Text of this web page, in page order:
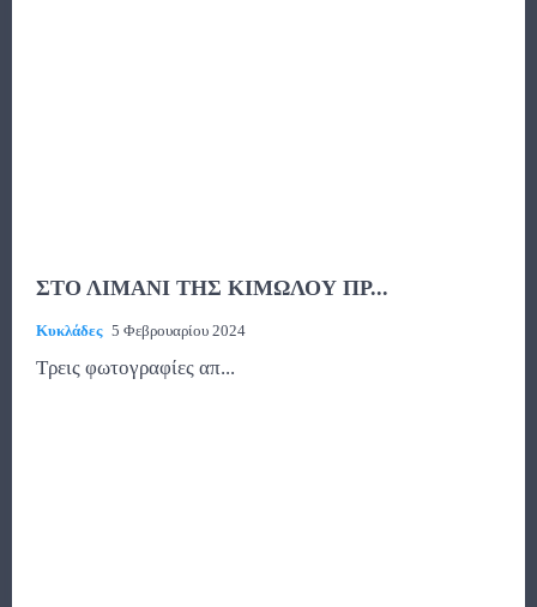
ΣΤΟ ΛΙΜΑΝΙ ΤΗΣ ΚΙΜΩΛΟΥ ΠΡ...
Κυκλάδες 5 Φεβρουαρίου 2024
Τρεις φωτογραφίες απ...